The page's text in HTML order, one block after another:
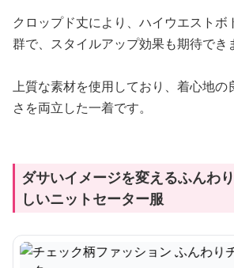
クロップド丈により、ハイウエストボ
群で、スタイルアップ効果も期待でき
上質な素材を使用しており、着心地の
さを両立した一着です。
ダサいイメージを変えるふんわ
しいニットセーター服